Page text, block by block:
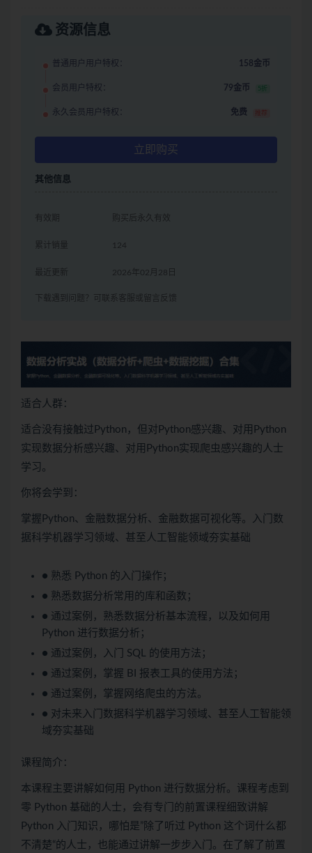
资源信息
普通用户用户特权： 158金币
会员用户特权： 79金币 5折
永久会员用户特权： 免费 推荐
立即购买
其他信息
有效期 购买后永久有效
累计销量 124
最近更新 2026年02月28日
下载遇到问题？可联系客服或留言反馈
适合人群：
适合没有接触过Python，但对Python感兴趣、对用Python
实现数据分析感兴趣、对用Python实现爬虫感兴趣的人士
学习。
你将会学到：
掌握Python、金融数据分析、金融数据可视化等。入门数
据科学机器学习领域、甚至人工智能领域夯实基础
● 熟悉 Python 的入门操作；
● 熟悉数据分析常用的库和函数；
● 通过案例，熟悉数据分析基本流程，以及如何用
Python 进行数据分析；
● 通过案例，入门 SQL 的使用方法；
● 通过案例，掌握 BI 报表工具的使用方法；
● 通过案例，掌握网络爬虫的方法。
● 对未来入门数据科学机器学习领域、甚至人工智能领
域夯实基础
课程简介：
本课程主要讲解如何用 Python 进行数据分析。课程考虑到
零 Python 基础的人士，会有专门的前置课程细致讲解
Python 入门知识，哪怕是”除了听过 Python 这个词什么都
不清楚“的人士，也能通过讲解一步步入门。在了解了前置